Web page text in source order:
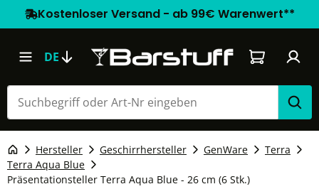
Kostenloser Versand - ab 99€ Warenwert**
DE Warenkorb
Hersteller Geschirrhersteller GenWare
Terra
Terra Aqua Blue
Präsentationsteller Terra Aqua Blue - 26 cm (6 Stk.)